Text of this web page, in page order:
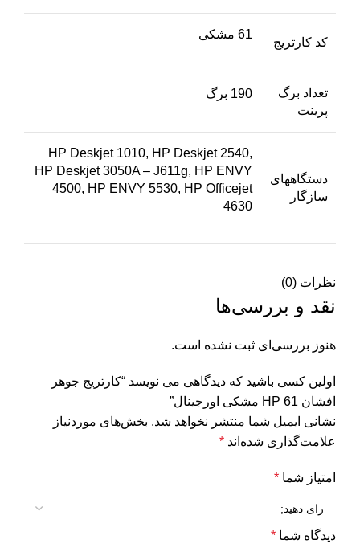
کد کارتریج
61 مشکی
تعداد برگ
پرینت
190 برگ
دستگاههای
سازگار
HP Deskjet 1010, HP Deskjet 2540,
HP Deskjet 3050A – J611g, HP ENVY
4500, HP ENVY 5530, HP Officejet
4630
نظرات (0)
نقد و بررسی‌ها
هنوز بررسی‌ای ثبت نشده است.
اولین کسی باشید که دیدگاهی می نویسد “کارتریج جوهر
افشان HP 61 مشکی اورجینال”
نشانی ایمیل شما منتشر نخواهد شد. بخش‌های موردنیاز
علامت‌گذاری شده‌اند *
امتیاز شما *
دیدگاه شما *